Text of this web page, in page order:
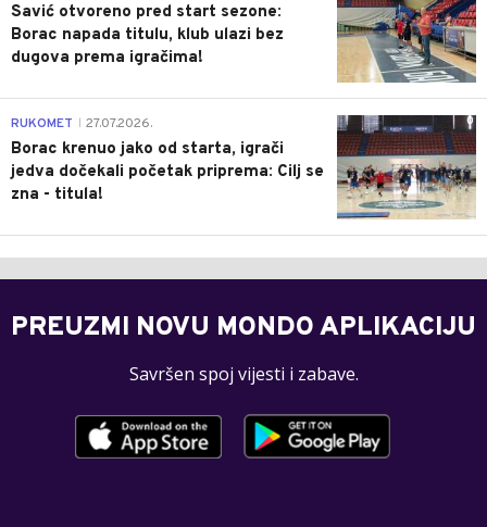
Savić otvoreno pred start sezone:
Borac napada titulu, klub ulazi bez
dugova prema igračima!
0
RUKOMET 27.07.2026.
Borac krenuo jako od starta, igrači
jedva dočekali početak priprema: Cilj se
zna - titula!
PREUZMI NOVU MONDO APLIKACIJU
Savršen spoj vijesti i zabave.